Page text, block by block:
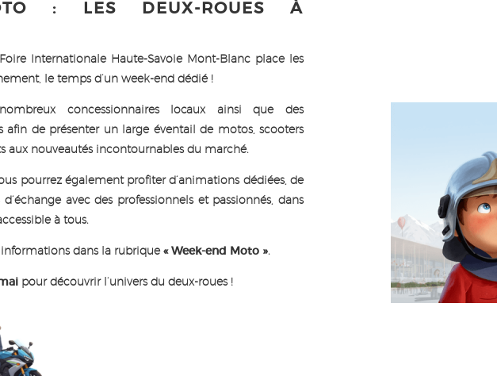
: LES DEUX-ROUES À
Internationale Haute-Savoie Mont-Blanc place les
le temps d’un week-end dédié !
concessionnaires locaux ainsi que des
afin de présenter un large éventail de motos, scooters
aux nouveautés incontournables du marché.
pourrez également profiter d’animations dédiées, de
avec des professionnels et passionnés, dans
à tous.
informations dans la rubrique « Week-end Moto ».
pour découvrir l’univers du deux-roues !